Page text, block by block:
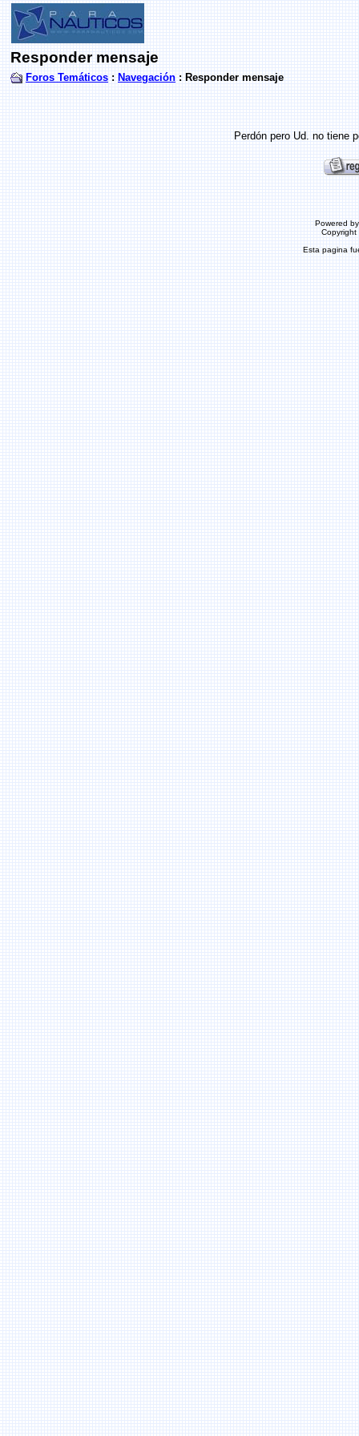
Responder mensaje
Foros Temáticos : Navegación : Responder mensaje
Perdón pero Ud. no tiene
Powered
Esta pagina